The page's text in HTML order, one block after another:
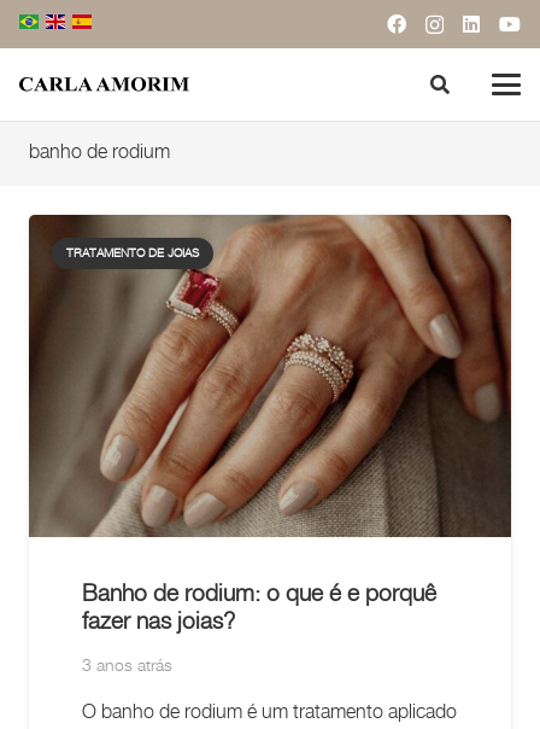
banho de rodium
TRATAMENTO DE JOIAS
Banho de rodium: o que é e porquê
fazer nas joias?
3 anos atrás
O banho de rodium é um tratamento aplicado